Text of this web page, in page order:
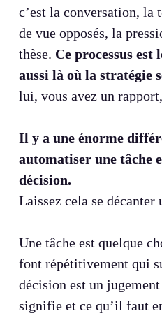
c’est la conversation, la
de vue opposés, la
thèse. Ce processus est
aussi là où la stratégie
lui, vous avez un
Il y a une énorme
automatiser une tâche
décision.
Laissez cela se décanter
Une tâche est quelque
font répétitivement qui
décision est un
signifie et ce qu’il faut